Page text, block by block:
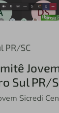
PR/SC
Sul PR/
Sicredi